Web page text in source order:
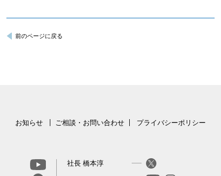
前のページに戻る
お知らせ ご相談・お問い合わせ プライバシーポリシー
社長 橋本淳